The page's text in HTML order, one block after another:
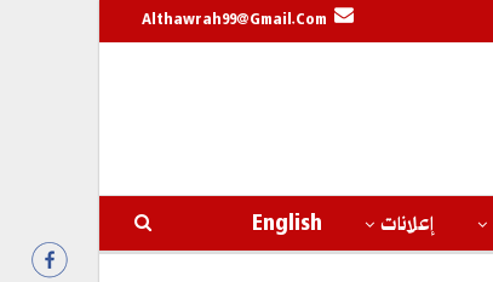
Althawrah99@gmail.com
إعلانات English